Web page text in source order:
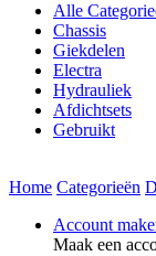
Alle
Chassis
Giekdelen
Electra
Hydrauliek
Afdichtsets
Gebruikt
Home Categorieën
Account
Maak een